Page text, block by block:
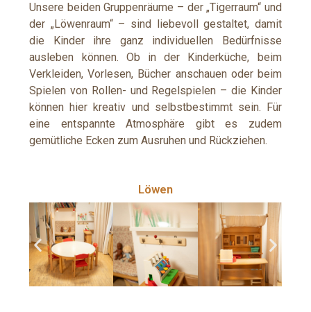
Unsere beiden Gruppenräume – der „Tigerraum“ und
der „Löwenraum“ – sind liebevoll gestaltet, damit
die Kinder ihre ganz individuellen Bedürfnisse
ausleben können. Ob in der Kinderküche, beim
Verkleiden, Vorlesen, Bücher anschauen oder beim
Spielen von Rollen- und Regelspielen – die Kinder
können hier kreativ und selbstbestimmt sein. Für
eine entspannte Atmosphäre gibt es zudem
gemütliche Ecken zum Ausruhen und Rückziehen.
Löwen